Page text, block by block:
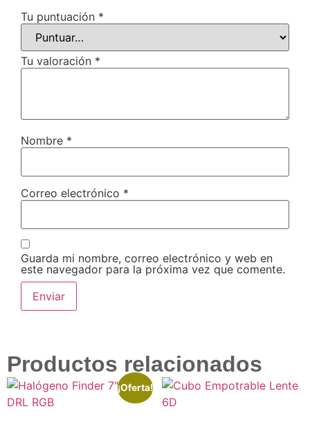
Tu puntuación *
Tu valoración *
Nombre *
Correo electrónico *
Guarda mi nombre, correo electrónico y web en
este navegador para la próxima vez que comente.
Productos relacionados
¡Oferta!